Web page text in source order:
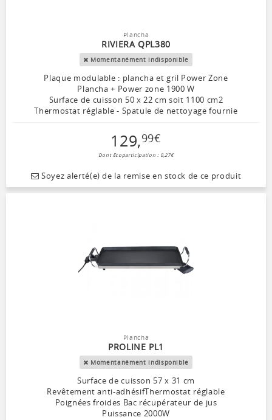
Plancha
RIVIERA QPL380
Momentanément indisponible
Plaque modulable : plancha et gril Power Zone
Plancha + Power zone 1900 W
Surface de cuisson 50 x 22 cm soit 1100 cm2
Thermostat réglable - Spatule de nettoyage fournie
129,99€
Dont Ecoparticipation : 0,27€
Soyez alerté(e) de la remise en stock de ce produit
Plancha
PROLINE PL1
Momentanément indisponible
Surface de cuisson 57 x 31 cm
Revêtement anti-adhésifThermostat réglable
Poignées froides Bac récupérateur de jus
Puissance 2000W